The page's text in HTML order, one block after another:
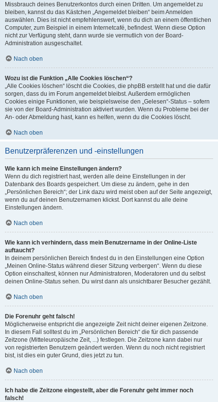
Missbrauch deines Benutzerkontos durch einen Dritten. Um angemeldet zu
bleiben, kannst du das Kästchen „Angemeldet bleiben“ beim Anmelden
auswählen. Dies ist nicht empfehlenswert, wenn du dich an einem öffentlichen
Computer, zum Beispiel in einem Internetcafé, befindest. Wenn diese Option
nicht zur Verfügung steht, dann wurde sie vermutlich von der Board-
Administration ausgeschaltet.
Nach oben
Wozu ist die Funktion „Alle Cookies löschen“?
„Alle Cookies löschen“ löscht die Cookies, die phpBB erstellt hat und die dafür
sorgen, dass du im Forum angemeldet bleibst. Außerdem ermöglichen
Cookies einige Funktionen, wie beispielsweise den „Gelesen“-Status – sofern
sie von der Board-Administration aktiviert wurden. Wenn du Probleme bei der
An- oder Abmeldung hast, kann es helfen, wenn du die Cookies löscht.
Nach oben
Benutzerpräferenzen und -einstellungen
Wie kann ich meine Einstellungen ändern?
Wenn du dich registriert hast, werden alle deine Einstellungen in der
Datenbank des Boards gespeichert. Um diese zu ändern, gehe in den
„Persönlichen Bereich“; der Link dazu wird meist oben auf der Seite angezeigt,
wenn du auf deinen Benutzernamen klickst. Dort kannst du alle deine
Einstellungen ändern.
Nach oben
Wie kann ich verhindern, dass mein Benutzername in der Online-Liste
auftaucht?
In deinem persönlichen Bereich findest du in den Einstellungen eine Option
„Meinen Online-Status während dieser Sitzung verbergen“. Wenn du diese
Option einschaltest, können nur Administratoren, Moderatoren und du selbst
deinen Online-Status sehen. Du wirst dann als unsichtbarer Besucher gezählt.
Nach oben
Die Forenuhr geht falsch!
Möglicherweise entspricht die angezeigte Zeit nicht deiner eigenen Zeitzone.
In diesem Fall solltest du im „Persönlichen Bereich“ die für dich passende
Zeitzone (Mitteleuropäische Zeit, ...) festlegen. Die Zeitzone kann dabei nur
von registrierten Benutzern geändert werden. Wenn du noch nicht registriert
bist, ist dies ein guter Grund, dies jetzt zu tun.
Nach oben
Ich habe die Zeitzone eingestellt, aber die Forenuhr geht immer noch
falsch!